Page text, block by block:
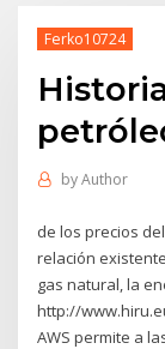
Ferko10724
byAuthor
de los precios
relación
gas natural, la
http://
AWS permite a